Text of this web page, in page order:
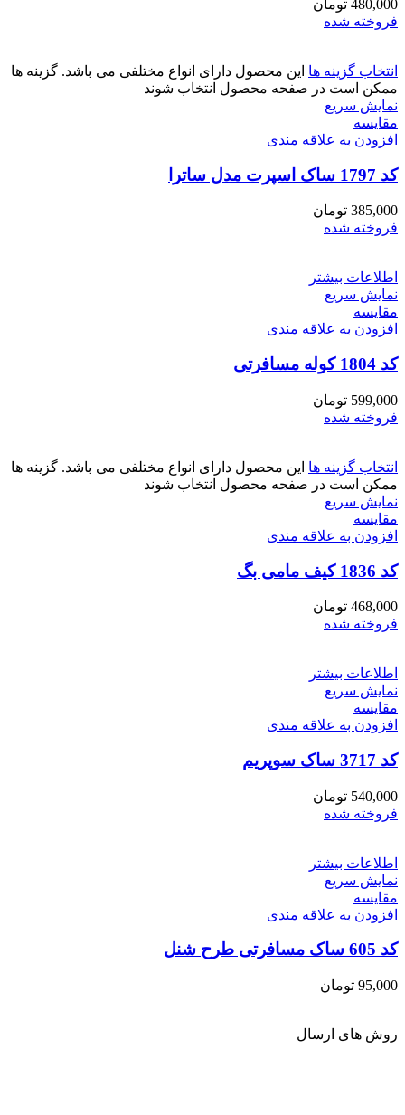
480,000 تومان
فروخته شده
انتخاب گزینه ها این محصول دارای انواع مختلفی می باشد. گزینه ها
ممکن است در صفحه محصول انتخاب شوند
نمایش سریع
مقايسه
افزودن به علاقه مندی
کد 1797 ساک اسپرت مدل ساترا
385,000 تومان
فروخته شده
اطلاعات بیشتر
نمایش سریع
مقايسه
افزودن به علاقه مندی
کد 1804 کوله مسافرتی
599,000 تومان
فروخته شده
انتخاب گزینه ها این محصول دارای انواع مختلفی می باشد. گزینه ها
ممکن است در صفحه محصول انتخاب شوند
نمایش سریع
مقايسه
افزودن به علاقه مندی
کد 1836 کیف مامی بگ
468,000 تومان
فروخته شده
اطلاعات بیشتر
نمایش سریع
مقايسه
افزودن به علاقه مندی
کد 3717 ساک سوپریم
540,000 تومان
فروخته شده
اطلاعات بیشتر
نمایش سریع
مقايسه
افزودن به علاقه مندی
کد 605 ساک مسافرتی طرح شنل
95,000 تومان
روش های ارسال